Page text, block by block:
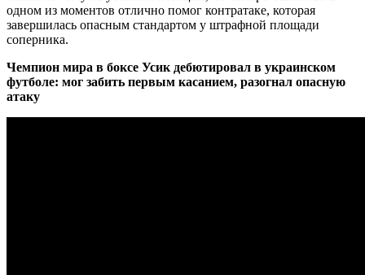
одном из моментов отлично помог контратаке, которая
завершилась опасным стандартом у штрафной площади
соперника.
Чемпион мира в боксе Усик дебютировал в украинском
футболе: мог забить первым касанием, разогнал опасную
атаку